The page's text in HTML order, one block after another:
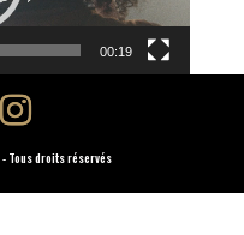
00:19
Tous droits réservés